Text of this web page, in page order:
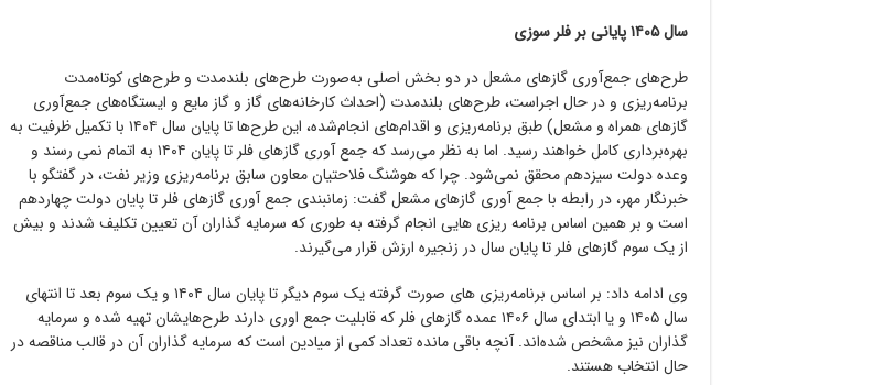
سال ۱۴۰۵ پایانی بر فلر سوزی
طرح‌های جمع‌آوری گازهای مشعل در دو بخش اصلی به‌صورت طرح‌های بلندمدت و طرح‌های کوتاه‌مدت
برنامه‌ریزی و در حال اجراست، طرح‌های بلندمدت (احداث کارخانه‌های گاز و گاز مایع و ایستگاه‌های جمع‌آوری
گازهای همراه و مشعل) طبق برنامه‌ریزی و اقدام‌های انجام‌شده، این طرح‌ها تا پایان سال ۱۴۰۴ با تکمیل ظرفیت به
بهره‌برداری کامل خواهند رسید. اما به نظر می‌رسد که جمع آوری گازهای فلر تا پایان ۱۴۰۴ به اتمام نمی رسند و
وعده دولت سیزدهم محقق نمی‌شود. چرا که هوشنگ فلاحتیان معاون سابق برنامه‌ریزی وزیر نفت، در گفتگو با
خبرنگار مهر، در رابطه با جمع آوری گازهای مشعل گفت: زمانبندی جمع آوری گازهای فلر تا پایان دولت چهاردهم
است و بر همین اساس برنامه ریزی هایی انجام گرفته به طوری که سرمایه گذاران آن تعیین تکلیف شدند و بیش
از یک سوم گازهای فلر تا پایان سال در زنجیره ارزش قرار می‌گیرند.
وی ادامه داد: بر اساس برنامه‌ریزی های صورت گرفته یک سوم دیگر تا پایان سال ۱۴۰۴ و یک سوم بعد تا انتهای
سال ۱۴۰۵ و یا ابتدای سال ۱۴۰۶ عمده گازهای فلر که قابلیت جمع اوری دارند طرح‌هایشان تهیه شده و سرمایه
گذاران نیز مشخص شده‌اند. آنچه باقی مانده تعداد کمی از میادین است که سرمایه گذاران آن در قالب مناقصه در
حال انتخاب هستند.